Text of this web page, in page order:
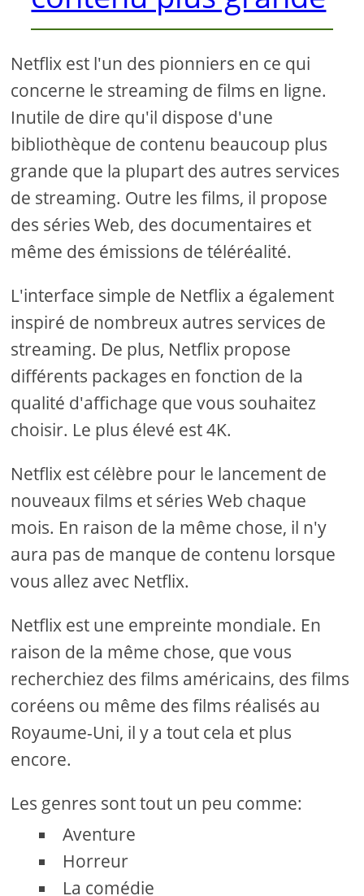
Netflix est l'un des pionniers en ce qui
concerne le streaming de films en ligne.
Inutile de dire qu'il dispose d'une
bibliothèque de contenu beaucoup plus
grande que la plupart des autres services
de streaming. Outre les films, il propose
des séries Web, des documentaires et
même des émissions de téléréalité.
L'interface simple de Netflix a également
inspiré de nombreux autres services de
streaming. De plus, Netflix propose
différents packages en fonction de la
qualité d'affichage que vous souhaitez
choisir. Le plus élevé est 4K.
Netflix est célèbre pour le lancement de
nouveaux films et séries Web chaque
mois. En raison de la même chose, il n'y
aura pas de manque de contenu lorsque
vous allez avec Netflix.
Netflix est une empreinte mondiale. En
raison de la même chose, que vous
recherchiez des films américains, des films
coréens ou même des films réalisés au
Royaume-Uni, il y a tout cela et plus
encore.
Les genres sont tout un peu comme:
Aventure
Horreur
La comédie